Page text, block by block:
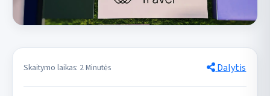
Skaitymo laikas: 2 Minutės Dalytis